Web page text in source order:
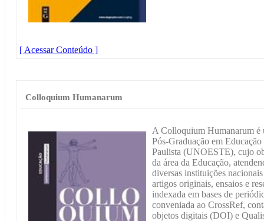
[ Acessar Conteúdo ]
Colloquium Humanarum
A Colloquium Humanarum é
Pós-Graduação em
Paulista (UNOESTE), cujo
da área da Educação,
diversas instituições
artigos originais, ensaios e
indexada em bases de
conveniada ao CrossRef,
objetos digitais (DOI) e